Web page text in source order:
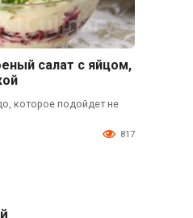
салат с яйцом,
которое подойдет не
817